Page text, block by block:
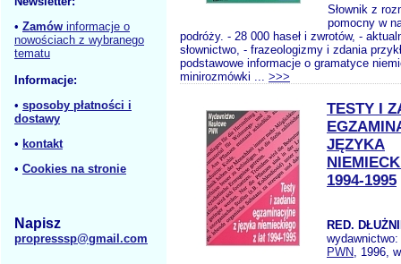
• Zamów informacje o
nowościach z wybranego
tematu
Informacje:
• sposoby płatności i
dostawy
• kontakt
• Cookies na stronie
Napisz
propresssp@gmail.com
Słownik z
pomocny w
podróży. - 28 000 haseł i zwrotów, -
słownictwo, - frazeologizmy i zdania
podstawowe informacje o gramatyce
minirozmówki ... >>>
TESTY I
JĘZYKA
1994-1995
RED.
wydawnictwo:
PWN, 1996,